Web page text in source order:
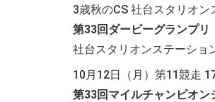
3歳秋のCS 社台スタリオン
第33回ダービーグランプ
社台スタリオンステーショ
10月12日（月）第11競走
第33回マイルチャンピオ